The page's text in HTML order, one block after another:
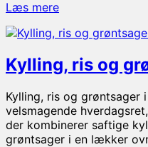
Læs mereOne
ris
kylling
og
æbler
Kylling, ris og
Kylling, ris og
velsmagende
der kombinerer saftige
grøntsager i en lækker